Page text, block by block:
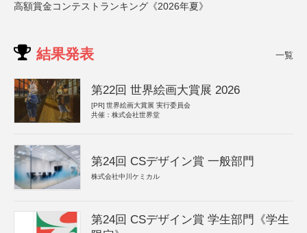
高額賞金コンテストランキング《2026年夏》
結果発表 一覧
第22回 世界絵画大賞展 2026
[PR] 世界絵画大賞展 実行委員会
共催：株式会社世界堂
第24回 CSデザイン賞 一般部門
株式会社中川ケミカル
第24回 CSデザイン賞 学生部門《学生